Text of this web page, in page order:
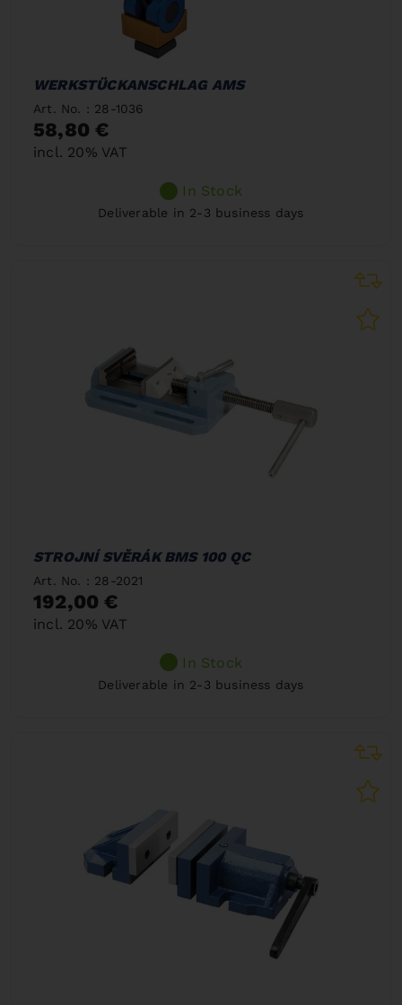
WERKSTÜCKANSCHLAG AMS
Art. No. : 28-1036
58,80 €
incl. 20% VAT
In Stock
Deliverable in 2-3 business days
STROJNÍ SVĚRÁK BMS 100 QC
Art. No. : 28-2021
192,00 €
incl. 20% VAT
In Stock
Deliverable in 2-3 business days